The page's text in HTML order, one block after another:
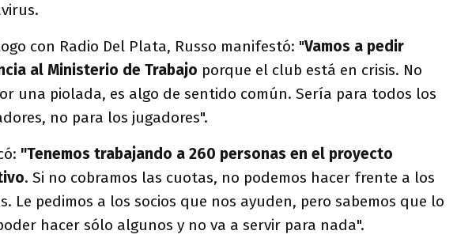
con Radio Del Plata, Russo manifestó: "Vamos a pedir
al Ministerio de Trabajo porque el club está en crisis. No
una piolada, es algo de sentido común. Sería para todos los
no para los jugadores".
"Tenemos trabajando a 260 personas en el proyecto
. Si no cobramos las cuotas, no podemos hacer frente a los
Le pedimos a los socios que nos ayuden, pero sabemos que lo
hacer sólo algunos y no va a servir para nada".